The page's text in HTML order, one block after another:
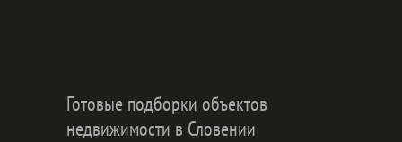
Готовые подборки объектов
недвижимости в Словении